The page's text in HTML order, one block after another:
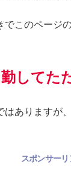
でこのページ
してた
はありますが
スポンサーリ